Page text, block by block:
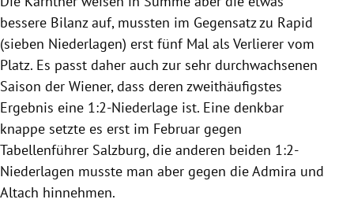
bessere Bilanz auf, mussten im Gegensatz zu Rapid
(sieben Niederlagen) erst fünf Mal als Verlierer vom
Platz. Es passt daher auch zur sehr durchwachsenen
Saison der Wiener, dass deren zweithäufigstes
Ergebnis eine 1:2-Niederlage ist. Eine denkbar
knappe setzte es erst im Februar gegen
Tabellenführer Salzburg, die anderen beiden 1:2-
Niederlagen musste man aber gegen die Admira und
Altach hinnehmen.